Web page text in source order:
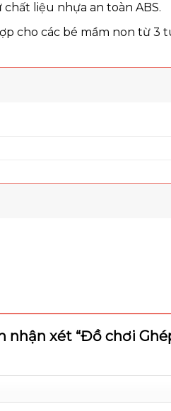
liệu nhựa an toàn ABS.
cho các bé mầm non từ 3
nhận xét “Đồ chơi